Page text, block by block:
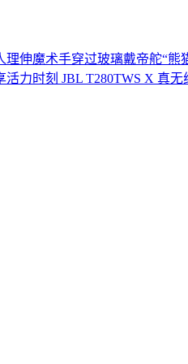
理伸魔术手穿过玻璃戴帝舵“熊
活力时刻 JBL T280TWS X 真无